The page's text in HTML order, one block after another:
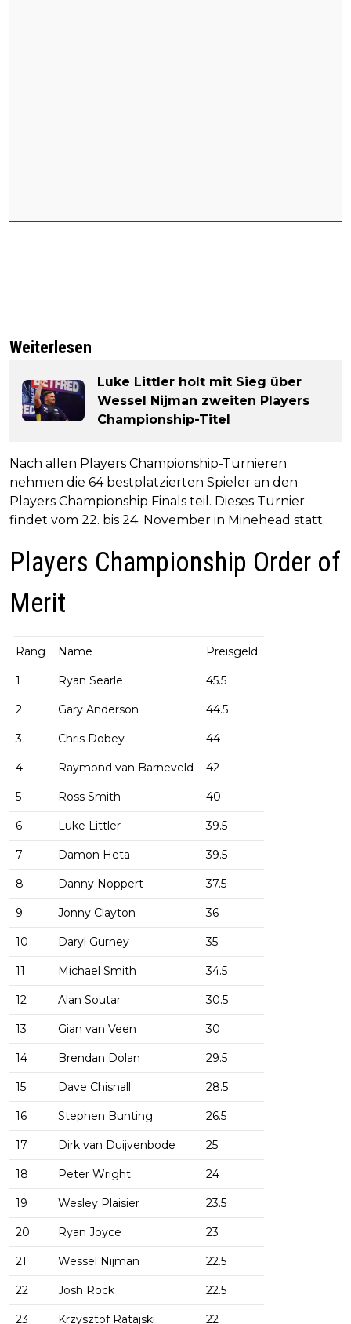
Weiterlesen
Luke Littler holt mit Sieg über
Wessel Nijman zweiten Players
Championship-Titel
Nach allen Players Championship-Turnieren
nehmen die 64 bestplatzierten Spieler an den
Players Championship Finals teil. Dieses Turnier
findet vom 22. bis 24. November in Minehead statt.
Players Championship Order of
Merit
Rang Name Preisgeld
1 Ryan Searle 45.5
2 Gary Anderson 44.5
3 Chris Dobey 44
4 Raymond van Barneveld 42
5 Ross Smith 40
6 Luke Littler 39.5
7 Damon Heta 39.5
8 Danny Noppert 37.5
9 Jonny Clayton 36
10 Daryl Gurney 35
11 Michael Smith 34.5
12 Alan Soutar 30.5
13 Gian van Veen 30
14 Brendan Dolan 29.5
15 Dave Chisnall 28.5
16 Stephen Bunting 26.5
17 Dirk van Duijvenbode 25
18 Peter Wright 24
19 Wesley Plaisier 23.5
20 Ryan Joyce 23
21 Wessel Nijman 22.5
22 Josh Rock 22.5
23 Krzysztof Ratajski 22